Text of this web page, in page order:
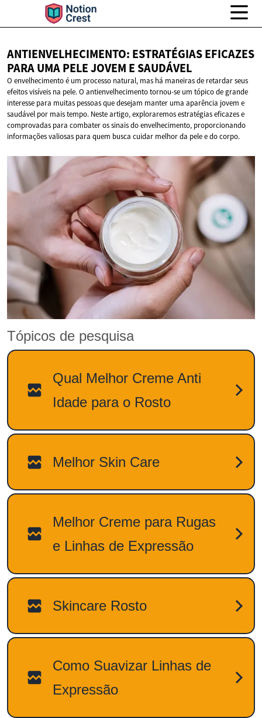
ANTIENVELHECIMENTO: ESTRATÉGIAS EFICAZES
PARA UMA PELE JOVEM E SAUDÁVEL
O envelhecimento é um processo natural, mas há maneiras de retardar seus
efeitos visíveis na pele. O antienvelhecimento tornou-se um tópico de grande
interesse para muitas pessoas que desejam manter uma aparência jovem e
saudável por mais tempo. Neste artigo, exploraremos estratégias eficazes e
comprovadas para combater os sinais do envelhecimento, proporcionando
informações valiosas para quem busca cuidar melhor da pele e do corpo.